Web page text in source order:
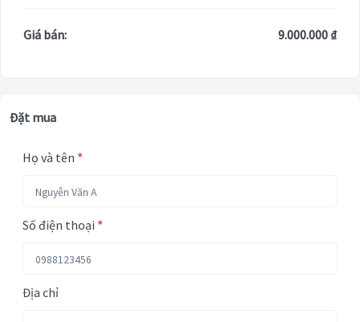
Giá bán: 9.000.000 ₫
Đặt mua
Họ và tên *
Số điện thoại *
Địa chỉ